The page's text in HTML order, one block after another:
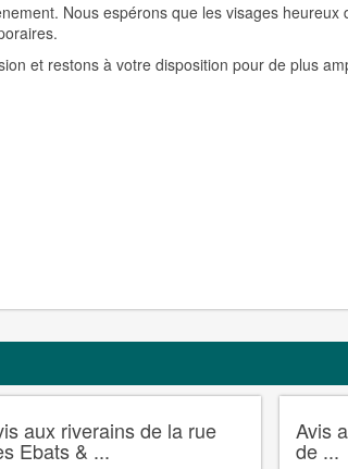
Nous espérons que les visages
et restons à votre disposition pour de plus
aux riverains de la rue
Ebats & ...
Avis
de ...